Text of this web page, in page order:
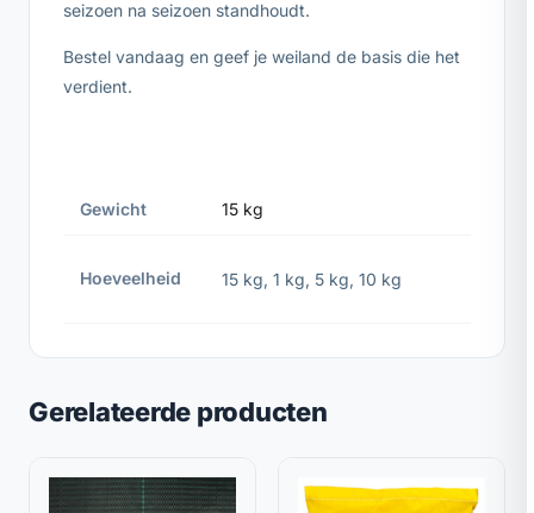
seizoen na seizoen standhoudt.
Bestel vandaag en geef je weiland de basis die het
verdient.
Gewicht 15 kg
Hoeveelheid 15 kg, 1 kg, 5 kg, 10 kg
Gerelateerde producten